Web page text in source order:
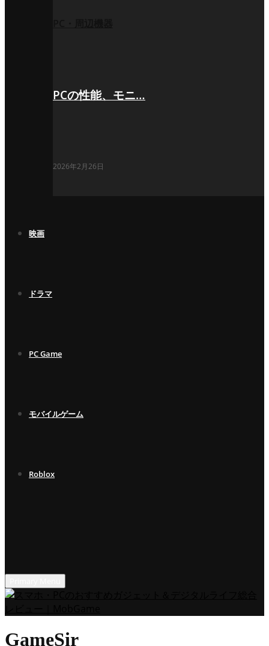
PCの性能、モニ…
2026年2月26日
映画
ドラマ
PC Game
モバイルゲーム
Roblox
GameSir